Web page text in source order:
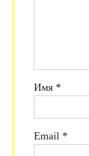
Имя *
Email *